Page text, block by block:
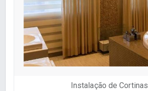
Instalação de Cortinas